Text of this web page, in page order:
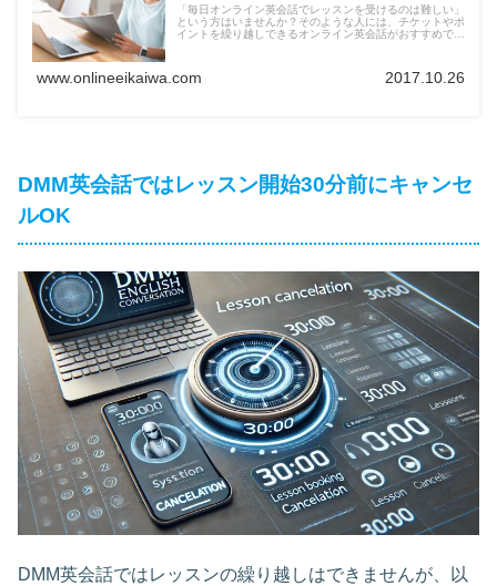
「毎日オンライン英会話でレッスンを受けるのは難しい」
という方はいませんか？そのような人には、チケットやポ
イントを繰り越しできるオンライン英会話がおすすめで
www.onlineeikaiwa.com 2017.10.26
DMM英会話ではレッスン開始30分前にキャンセ
ルOK
DMM英会話ではレッスンの繰り越しはできませんが、以